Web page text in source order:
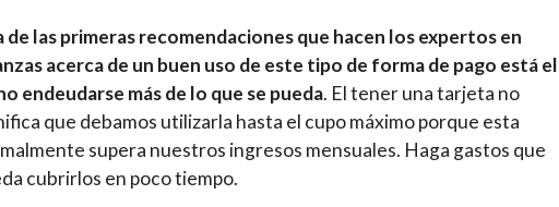
de las primeras recomendaciones que hacen los expertos en
acerca de un buen uso de este tipo de forma de pago está el
endeudarse más de lo que se pueda. El tener una tarjeta no
que debamos utilizarla hasta el cupo máximo porque esta
supera nuestros ingresos mensuales. Haga gastos que
cubrirlos en poco tiempo.